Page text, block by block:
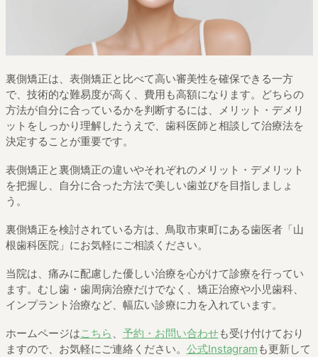
裏側矯正は、表側矯正と比べて高い審美性を確保できる一方
で、技術的な難易度が高く、費用も高額になります。どちらの
方法が自分に合っているかを判断するには、メリット・デメリ
ットをしっかり理解したうえで、歯科医師と相談して治療法を
決定することが重要です。
表側矯正と裏側矯正の違いやそれぞれのメリット・デメリット
を把握し、自分に合った方法で美しい歯並びを目指しましょ
う。
裏側矯正を検討されている方は、鳥取市東町にある歯医者「山
根歯科医院」にお気軽にご相談ください。
当院は、痛みに配慮した優しい治療を心がけて診療を行ってい
ます。むし歯・歯周病治療だけでなく、矯正治療や小児歯科、
インプラント治療など、幅広い診療に力を入れています。
ホームページはこちら 、 予約・お問い合わせも受け付けており
ますので、お気軽にご連絡ください。 公式Instagram も更新して